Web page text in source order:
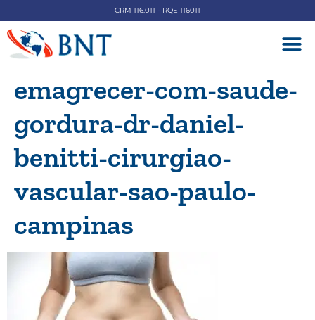
CRM 116.011 - RQE 116011
emagrecer-com-saude-
gordura-dr-daniel-
benitti-cirurgiao-
vascular-sao-paulo-
campinas